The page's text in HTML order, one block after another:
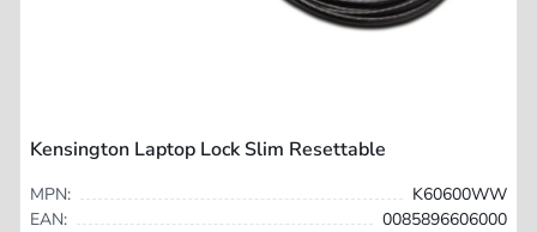
Kensington Laptop Lock Slim Resettable
MPN:
K60600WW
EAN:
0085896606000